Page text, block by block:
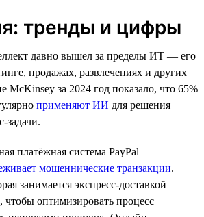
тренды и цифры
давно вышел за пределы ИТ — его
продажах, развлечениях и других
McKinsey за 2024 год показало, что 65%
применяют ИИ для решения
задачи.
платёжная система PayPal
мошеннические транзакции.
занимается экспресс-доставкой
, чтобы оптимизировать процесс